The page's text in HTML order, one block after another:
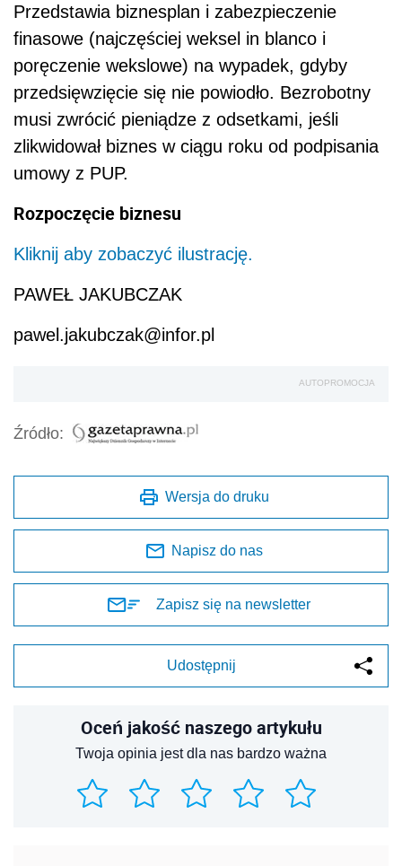
Przedstawia biznesplan i zabezpieczenie
finasowe (najczęściej weksel in blanco i
poręczenie wekslowe) na wypadek, gdyby
przedsięwzięcie się nie powiodło. Bezrobotny
musi zwrócić pieniądze z odsetkami, jeśli
zlikwidował biznes w ciągu roku od podpisania
umowy z PUP.
Rozpoczęcie biznesu
Kliknij aby zobaczyć ilustrację.
PAWEŁ JAKUBCZAK
pawel.jakubczak@infor.pl
AUTOPROMOCJA
Źródło:
Wersja do druku
Napisz do nas
Zapisz się na newsletter
Udostępnij
Oceń jakość naszego artykułu
Twoja opinia jest dla nas bardzo ważna